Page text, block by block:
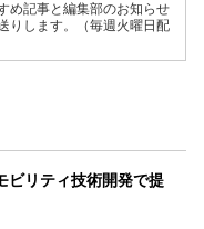
め記事と編集部のお知らせ
りします。（毎週火曜日配
ビリティ技術開発で提